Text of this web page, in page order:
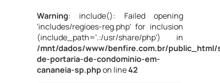
Warning: include(): Failed opening
'includes/regioes-reg.php' for inclusion
(include_path='.:/usr/share/php') in
/mnt/dados/www/benfire.com.br/public_html/
de-portaria-de-condominio-em-
cananeia-sp.phpon line42